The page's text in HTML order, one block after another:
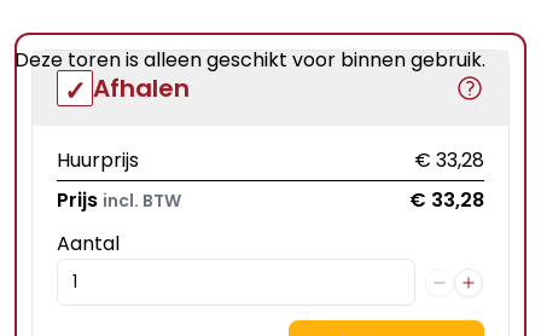
Deze toren is alleen geschikt voor binnen gebruik.
Afhalen
Huurprijs
€ 33,28
Prijs incl. BTW
€ 33,28
Aantal